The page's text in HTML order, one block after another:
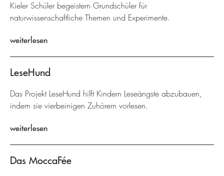
Kieler Schüler begeistern Grundschüler für
naturwissenschaftliche Themen und Experimente.
weiterlesen
LeseHund
Das Projekt LeseHund hilft Kindern Leseängste abzubauen,
indem sie vierbeinigen Zuhörern vorlesen.
weiterlesen
Das MoccaFée